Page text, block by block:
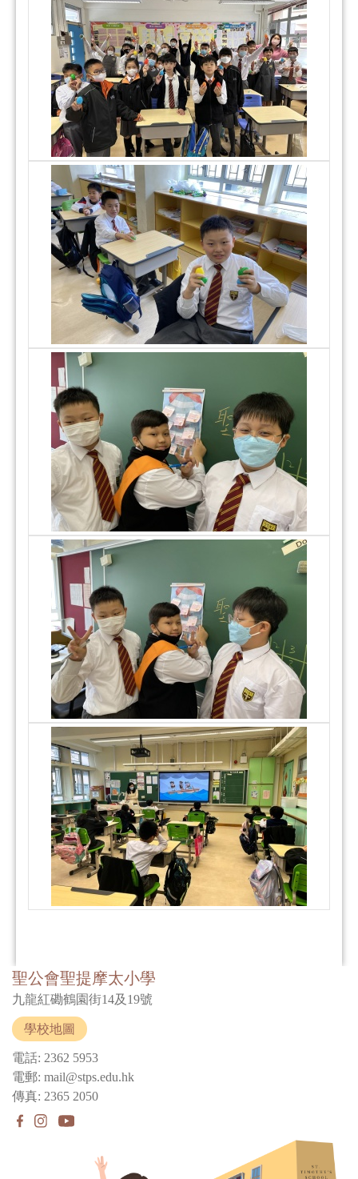
聖公會聖提摩太小學
九龍紅磡鶴園街14及19號
學校地圖
電話: 2362 5953
電郵: mail@stps.edu.hk
傳真: 2365 2050